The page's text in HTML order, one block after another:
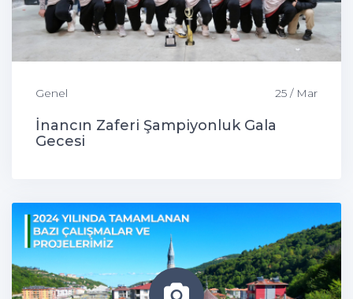
Genel 25 / Mar
İnancın Zaferi Şampiyonluk Gala
Gecesi